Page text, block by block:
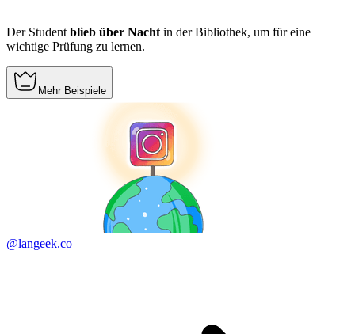
Der Student blieb über Nacht in der Bibliothek, um für eine
wichtige Prüfung zu lernen.
Mehr Beispiele
@langeek.co